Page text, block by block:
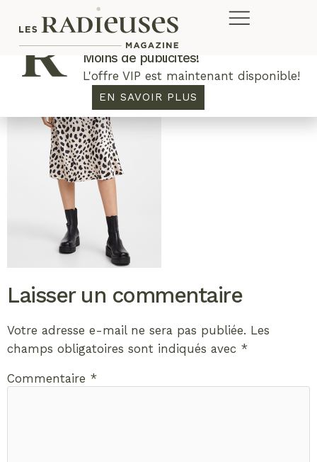
Laisser un commentaire
Votre adresse e-mail ne sera pas publiée. Les
champs obligatoires sont indiqués avec *
Commentaire *
Plus de concours. Plus de rabais.
Moins de publicités!
L'offre VIP est maintenant disponible!
EN SAVOIR PLUS